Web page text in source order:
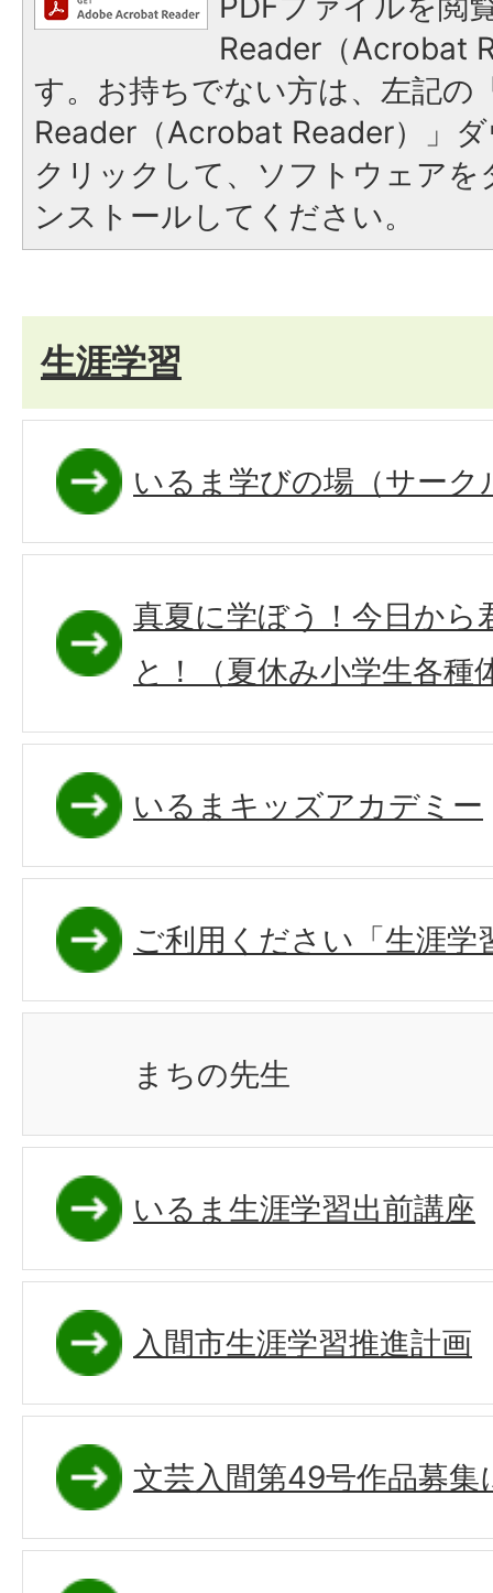
Reader（Acrobat
す。お持ちでない方は、左記の
Reader（Acrobat Reader）」
クリックして、ソフトウェア
ンストールしてください。
生涯学習
いるま学びの場（サーク
真夏に学ぼう！今日から
と！（夏休み小学生各種
いるまキッズアカデミー
ご利用ください「生涯
まちの先生
いるま生涯学習出前講座
入間市生涯学習推進計画
文芸入間第49号作品募集